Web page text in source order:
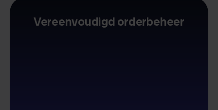
Vereenvoudigd orderbeheer